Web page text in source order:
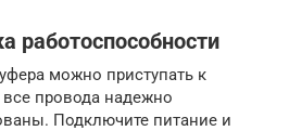
работоспособности
можно приступать к
все провода надежно
Подключите питание и